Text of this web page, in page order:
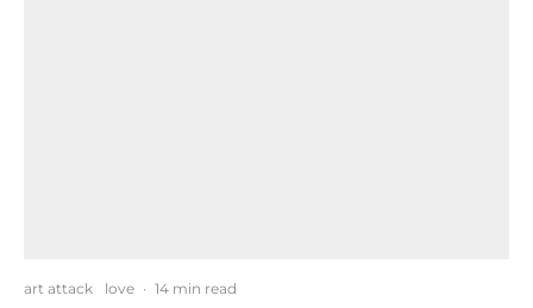
art attack love · 14 min read